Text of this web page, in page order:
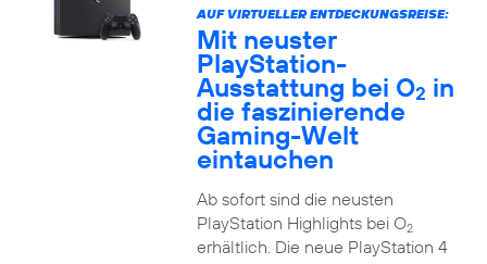
AUF VIRTUELLER ENTDECKUNGSREISE:
Mit neuster
PlayStation-
Ausstattung bei O2 in
die faszinierende
Gaming-Welt
eintauchen
Ab sofort sind die neusten
PlayStation Highlights bei O2
erhältlich. Die neue PlayStation 4